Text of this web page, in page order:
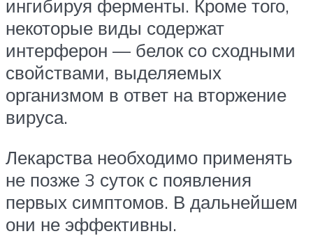
ингибируя ферменты. Кроме того,
некоторые виды содержат
интерферон — белок со сходными
свойствами, выделяемых
организмом в ответ на вторжение
вируса.
Лекарства необходимо применять
не позже 3 суток с появления
первых симптомов. В дальнейшем
они не эффективны.